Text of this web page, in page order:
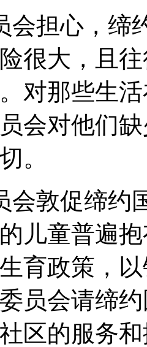
会担心，缔
很大，且
对那些生
会对他们
。
会敦促缔约
儿童普遍
育政策，
员会请缔
区的服务